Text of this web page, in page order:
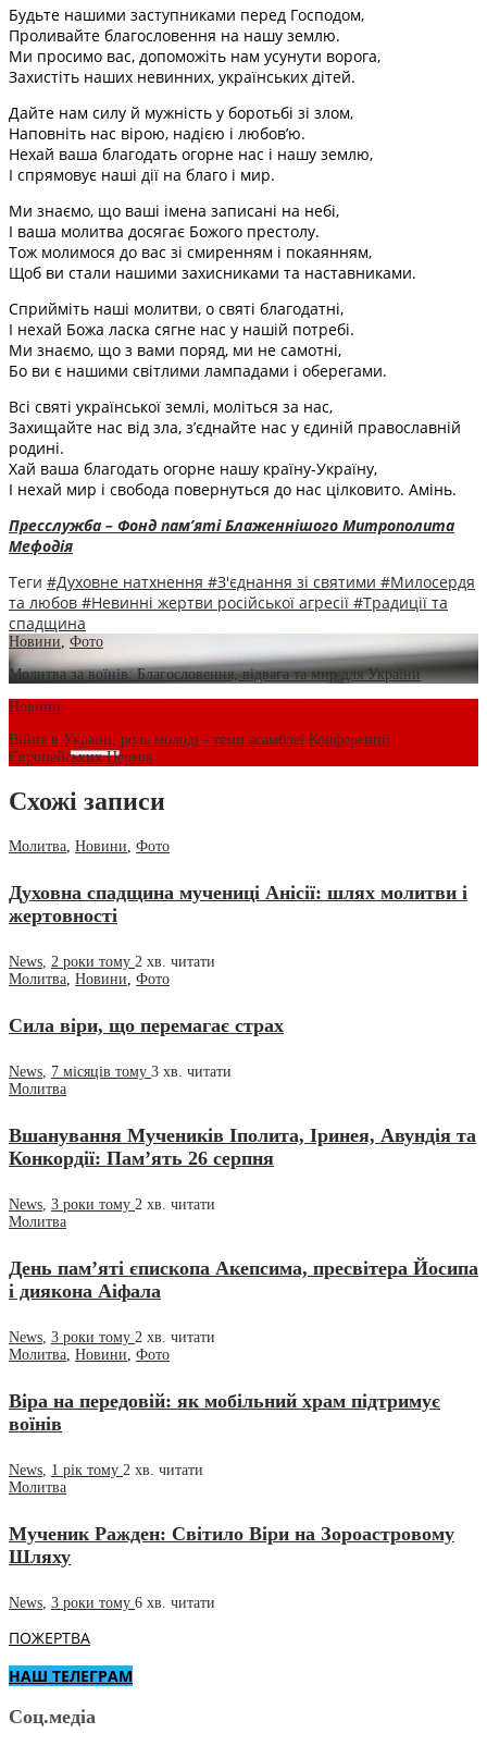
Будьте нашими заступниками перед Господом,
Проливайте благословення на нашу землю.
Ми просимо вас, допоможіть нам усунути ворога,
Захистіть наших невинних, українських дітей.
Дайте нам силу й мужність у боротьбі зі злом,
Наповніть нас вірою, надією і любов’ю.
Нехай ваша благодать огорне нас і нашу землю,
І спрямовує наші дії на благо і мир.
Ми знаємо, що ваші імена записані на небі,
І ваша молитва досягає Божого престолу.
Тож молимося до вас зі смиренням і покаянням,
Щоб ви стали нашими захисниками та наставниками.
Сприйміть наші молитви, о святі благодатні,
І нехай Божа ласка сягне нас у нашій потребі.
Ми знаємо, що з вами поряд, ми не самотні,
Бо ви є нашими світлими лампадами і оберегами.
Всі святі української землі, моліться за нас,
Захищайте нас від зла, з’єднайте нас у єдиній православній
родині.
Хай ваша благодать огорне нашу країну-Україну,
І нехай мир і свобода повернуться до нас цілковито. Амінь.
Пресслужба – Фонд пам’яті Блаженнішого Митрополита
Мефодія
Теги #Духовне натхнення #З'єднання зі святими #Милосердя
та любов #Невинні жертви російської агресії #Традиції та
спадщина
Новини Фото
Молитва за воїнів: Благословення, відвага та мир для України
Новини
Війна в Україні, роль молоді - теми асамблеї Конференції
Європейських Церков
Схожі записи
Молитва, Новини, Фото
Духовна спадщина мучениці Анісії: шлях молитви і
жертовності
News, 2 роки тому 2 хв. читати
Молитва, Новини, Фото
Сила віри, що перемагає страх
News, 7 місяців тому 3 хв. читати
Молитва
Вшанування Мучеників Іполита, Іринея, Авундія та
Конкордії: Пам’ять 26 серпня
News, 3 роки тому 2 хв. читати
Молитва
День пам’яті єпископа Акепсима, пресвітера Йосипа
і диякона Аіфала
News 3 роки тому 2 хв. читати
Молитва Новини Фото
Віра на передовій: як мобільний храм підтримує
воїнів
News 1 рік тому 2 хв. читати
Молитва
Мученик Ражден: Світило Віри на Зороастровому
Шляху
News 3 роки тому 6 хв. читати
ПОЖЕРТВА
НАШ ТЕЛЕГРАМ
Соц.медіа